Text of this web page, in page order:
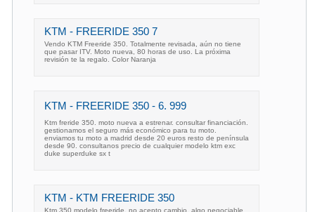
KTM - FREERIDE 350 7
Vendo KTM Freeride 350. Totalmente revisada, aún no tiene
que pasar ITV. Moto nueva, 80 horas de uso. La próxima
revisión te la regalo. Color Naranja
KTM - FREERIDE 350 - 6. 999 
Ktm freride 350. moto nueva a estrenar. consultar financiación.
gestionamos el seguro más económico para tu moto.
enviamos tu moto a madrid desde 20 euros resto de península
desde 90. consultanos precio de cualquier modelo ktm exc
duke superduke sx t
KTM - KTM FREERIDE 350